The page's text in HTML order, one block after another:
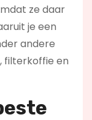
ze daar
je een
andere
filterkoffie en